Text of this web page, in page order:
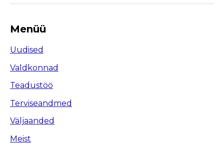
Menüü
Uudised
Valdkonnad
Teadustöö
Terviseandmed
Väljaanded
Meist